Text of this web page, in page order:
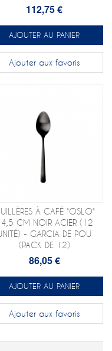
112,75 €
AJOUTER AU PANIER
Ajouter aux favoris
À CAFÉ "OSLO"
CM NOIR ACIER (12
- GARCIA DE POU
(PACK DE 12)
86,05 €
AJOUTER AU PANIER
Ajouter aux favoris